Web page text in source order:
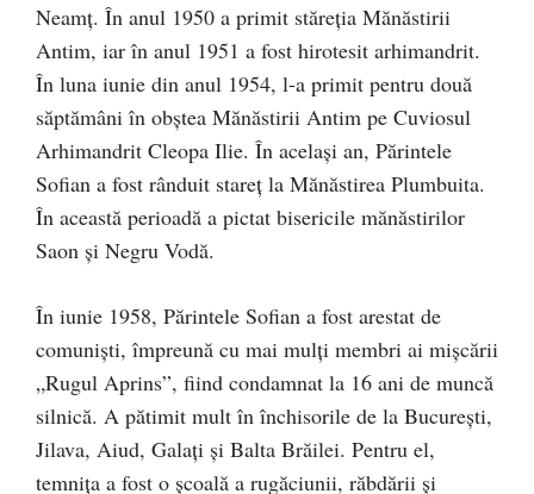
Neamț. În anul 1950 a primit stă­reția Mănăstirii
Antim, iar în anul 1951 a fost hirotesit arhimandrit.
În luna iunie din anul 1954, l-a primit pentru două
săptămâni în obștea Mănăstirii Antim pe Cuviosul
Arhimandrit Cleopa Ilie. În același an, Părintele
Sofian a fost rânduit stareț la Mănăstirea Plumbuita.
În această perioadă a pictat bisericile mănăstirilor
Saon și Negru Vodă.
În iunie 1958, Părintele Sofian a fost arestat de
comunişti, împreună cu mai mulţi membri ai mişcării
„Rugul Aprins”, fiind condamnat la 16 ani de muncă
silnică. A pătimit mult în închisorile de la București,
Jilava, Aiud, Galați și Balta Brăilei. Pentru el,
temnița a fost o școală a rugăciunii, răbdării și